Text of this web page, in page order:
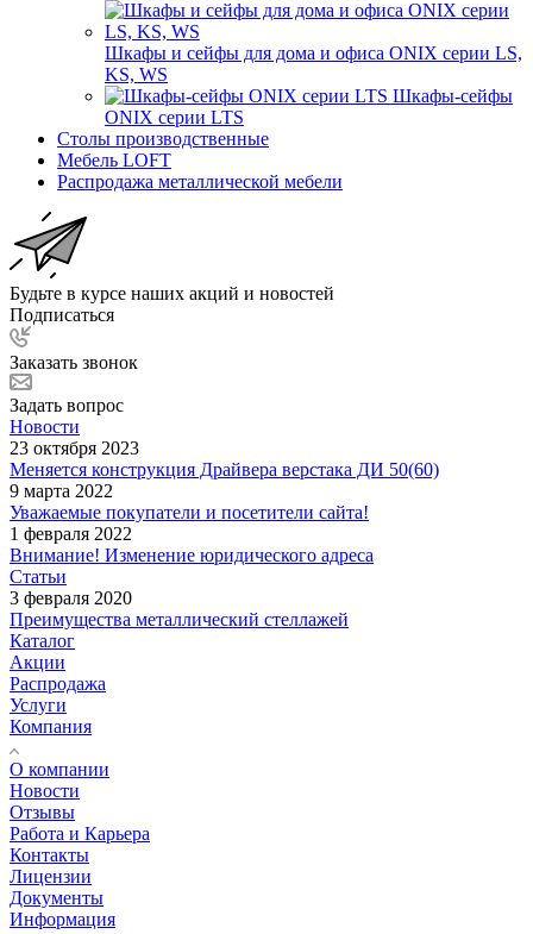
Шкафы и сейфы для дома и офиса ONIX серии LS,
KS, WS
Шкафы-сейфы
ONIX серии LTS
Столы производственные
Мебель LOFT
Распродажа металлической мебели
Будьте в курсе наших акций и новостей
Подписаться
Заказать звонок
Задать вопрос
Новости
23 октября 2023
Меняется конструкция Драйвера верстака ДИ 50(60)
9 марта 2022
Уважаемые покупатели и посетители сайта!
1 февраля 2022
Внимание! Изменение юридического адреса
Статьи
3 февраля 2020
Преимущества металлический стеллажей
Каталог
Акции
Распродажа
Услуги
Компания
О компании
Новости
Отзывы
Работа и Карьера
Контакты
Лицензии
Документы
Информация